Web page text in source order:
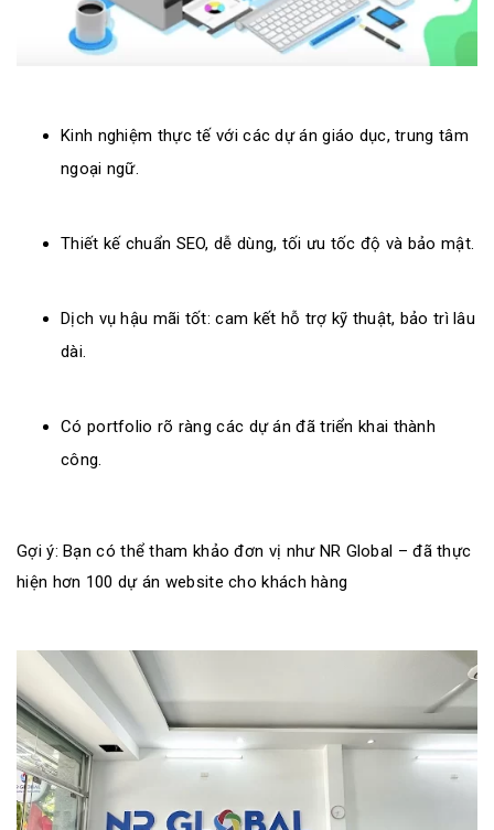
Kinh nghiệm thực tế với các dự án giáo dục, trung tâm
ngoại ngữ.
Thiết kế chuẩn SEO, dễ dùng, tối ưu tốc độ và bảo mật.
Dịch vụ hậu mãi tốt: cam kết hỗ trợ kỹ thuật, bảo trì lâu
dài.
Có portfolio rõ ràng các dự án đã triển khai thành
công.
Gợi ý: Bạn có thể tham khảo đơn vị như NR Global – đã thực
hiện hơn 100 dự án website cho khách hàng